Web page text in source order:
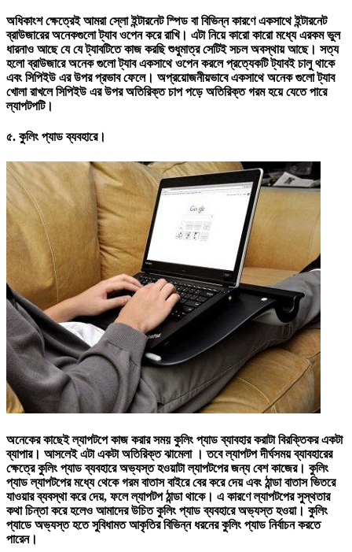
অধিকাংশ ক্ষেত্রেই আমরা স্লো ইন্টারনেট স্পিড বা বিভিন্ন কারণে একসাথে ইন্টারনেট
ব্রাউজারের অনেকগুলো ট্যাব ওপেন করে রাখি। এটা নিয়ে কারো কারো মধ্যে এরকম ভুল
ধারনাও আছে যে যে ট্যাবটিতে কাজ করছি শুধুমাত্র সেটিই সচল অবস্থায় আছে। সত্য
হলো ব্রাউজারে অনেক গুলো ট্যাব একসাথে ওপেন করলে প্রত্যেকটি ট্যাবই চালু থাকে
এবং সিপিইউ এর উপর প্রভাব ফেলে। অপ্রয়োজনীয়ভাবে একসাথে অনেক গুলো ট্যাব
খোলা রাখলে সিপিইউ এর উপর অতিরিক্ত চাপ পড়ে অতিরিক্ত গরম হয়ে যেতে পারে
ল্যাপটপটি।
৫. কুলিং প্যাড ব্যবহারে।
অনেকের কাছেই ল্যাপটপে কাজ করার সময় কুলিং প্যাড ব্যাবহার করাটা বিরক্তিকর একটা
ব্যাপার। আসলেই এটা একটা অতিরিক্ত ঝামেলা । তবে ল্যাপটপ দীর্ঘসময় ব্যাবহারের
ক্ষেত্রে কুলিং প্যাড ব্যবহারে অভ্যস্ত হওয়াটা ল্যাপটপের জন্য বেশ কাজের। কুলিং
প্যাড ল্যাপটপের মধ্যে থেকে গরম বাতাস বাইরে বের করে দেয় এবং ঠান্ডা বাতাস ভিতরে
যাওয়ার ব্যবস্থা করে দেয়, ফলে ল্যাপটপ ঠান্ডা থাকে। এ কারণে ল্যাপটপের সুস্থতার
কথা চিন্তা করে হলেও আমাদের উচিত কুলিং প্যাড ব্যবহারে অভ্যস্ত হওয়া। কুলিং
প্যাডে অভ্যস্ত হতে সুবিধামত আকৃতির বিভিন্ন ধরনের কুলিং প্যাড নির্বাচন করতে
পারেন।